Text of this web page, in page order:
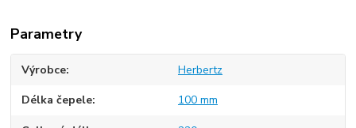
Parametry
Výrobce Herbertz
Délka čepele 100 mm